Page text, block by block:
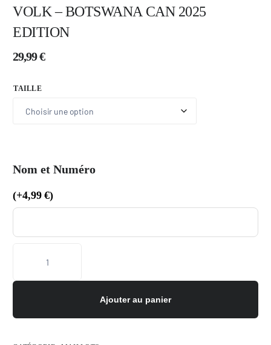
VOLK – BOTSWANA CAN 2025
EDITION
29,99€
TAILLE
Nom et Numéro
(+4,99€)
Ajouter au panier